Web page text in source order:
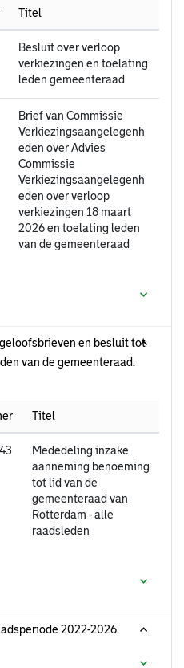
Titel
Besluit over verloop
verkiezingen en toelating
leden gemeenteraad
Brief van Commissie
Verkiezingsaangelegenh
eden over Advies
Commissie
Verkiezingsaangelegenh
eden over verloop
verkiezingen 18 maart
2026 en toelating leden
van de gemeenteraad
en besluit tot
van de gemeenteraad.
Titel
Mededeling inzake
aanneming benoeming
tot lid van de
gemeenteraad van
Rotterdam - alle
raadsleden
2022-2026.